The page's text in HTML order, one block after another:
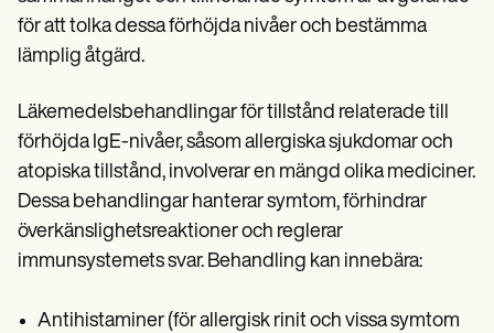
för att tolka dessa förhöjda nivåer och bestämma
lämplig åtgärd.
Läkemedelsbehandlingar för tillstånd relaterade till
förhöjda IgE-nivåer, såsom allergiska sjukdomar och
atopiska tillstånd, involverar en mängd olika mediciner.
Dessa behandlingar hanterar symtom, förhindrar
överkänslighetsreaktioner och reglerar
immunsystemets svar. Behandling kan innebära:
Antihistaminer (för allergisk rinit och vissa symtom